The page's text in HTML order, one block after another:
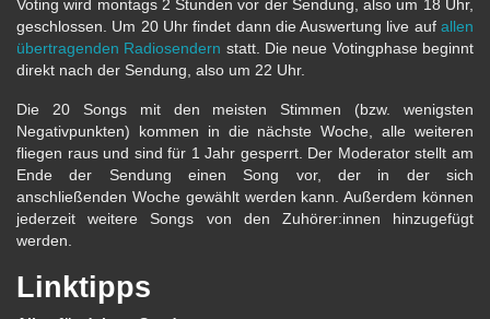
Voting wird montags 2 Stunden vor der Sendung, also um 18 Uhr,
geschlossen. Um 20 Uhr findet dann die Auswertung live auf allen
übertragenden Radiosendern statt. Die neue Votingphase beginnt
direkt nach der Sendung, also um 22 Uhr.
Die 20 Songs mit den meisten Stimmen (bzw. wenigsten
Negativpunkten) kommen in die nächste Woche, alle weiteren
fliegen raus und sind für 1 Jahr gesperrt. Der Moderator stellt am
Ende der Sendung einen Song vor, der in der sich
anschließenden Woche gewählt werden kann. Außerdem können
jederzeit weitere Songs von den Zuhörer:innen hinzugefügt
werden.
Linktipps